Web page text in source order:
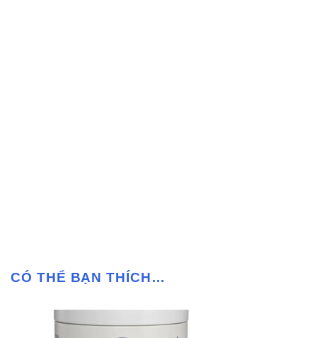
CÓ THỂ BẠN THÍCH…